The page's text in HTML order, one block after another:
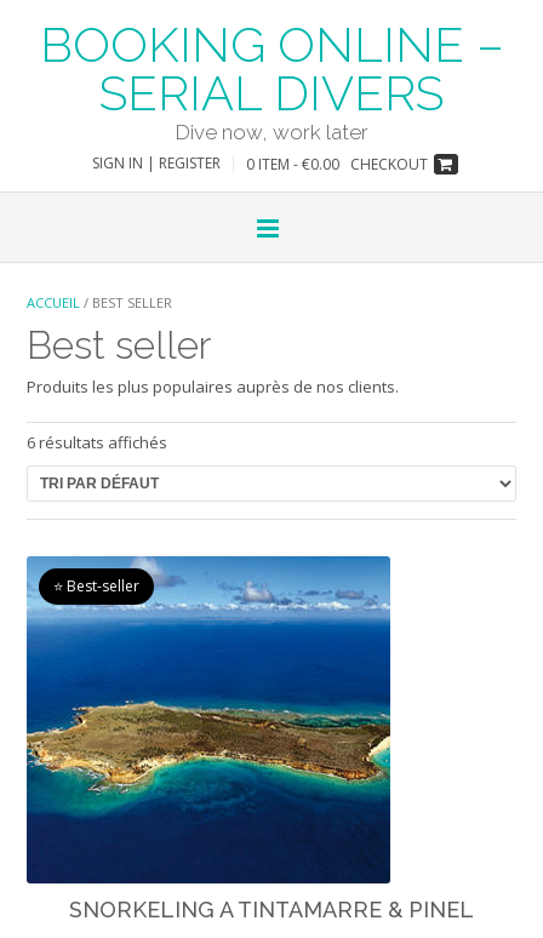
contentBOOKING ONLINE –
SERIAL DIVERS
Dive now, work later
SIGN IN | REGISTER 0 ITEM - €0.00 CHECKOUT
ACCUEIL / BEST SELLER
Best seller
Produits les plus populaires auprès de nos clients.
6 résultats affichés
SNORKELING A TINTAMARRE & PINEL